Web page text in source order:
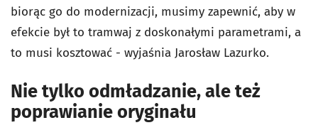
biorąc go do modernizacji, musimy zapewnić, aby w
efekcie był to tramwaj z doskonałymi parametrami, a
to musi kosztować - wyjaśnia Jarosław Lazurko.
Nie tylko odmładzanie, ale też
poprawianie oryginału